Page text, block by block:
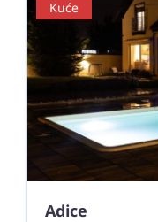
Kuće
Adice